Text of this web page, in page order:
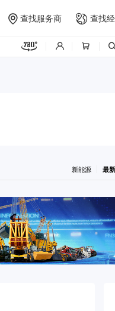
 查找服务商  查找
   
新能源 最